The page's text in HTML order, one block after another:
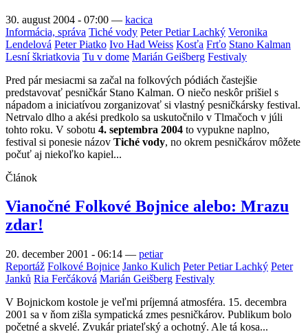
30. august 2004 - 07:00 — kacica
Informácia, správa Tiché vody Peter Petiar Lachký Veronika
Lendelová Peter Piatko Ivo Had Weiss Kosťa Frťo Stano Kalman
Lesní škriatkovia Tu v dome Marián Geišberg Festivaly
Pred pár mesiacmi sa začal na folkových pódiách častejšie
predstavovať pesničkár Stano Kalman. O niečo neskôr prišiel s
nápadom a iniciatívou zorganizovať si vlastný pesničkársky festival.
Netrvalo dlho a akési predkolo sa uskutočnilo v Tlmačoch v júli
tohto roku. V sobotu 4. septembra 2004 to vypukne naplno,
festival si ponesie názov Tiché vody, no okrem pesničkárov môžete
počuť aj niekoľko kapiel...
Článok
Vianočné Folkové Bojnice alebo: Mrazu
zdar!
20. december 2001 - 06:14 — petiar
Reportáž Folkové Bojnice Janko Kulich Peter Petiar Lachký Peter
Janků Ria Ferčáková Marián Geišberg Festivaly
V Bojnickom kostole je veľmi príjemná atmosféra. 15. decembra
2001 sa v ňom zišla sympatická zmes pesničkárov. Publikum bolo
početné a skvelé. Zvukár priateľský a ochotný. Ale tá kosa...